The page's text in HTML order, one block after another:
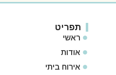
תפריט
ראשי
אודות
אירוח ביתי